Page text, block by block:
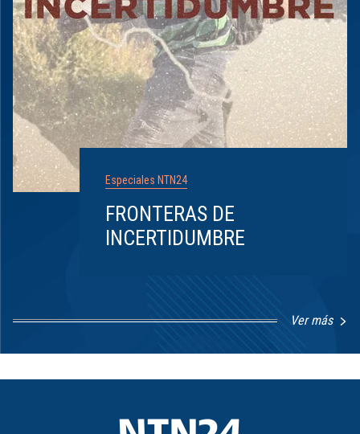
Especiales NTN24
FRONTERAS DE
INCERTIDUMBRE
Ver más
1
8